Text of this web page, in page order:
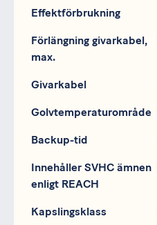
Effektförbrukning
Förlängning givarkabel,
max.
Givarkabel
Golvtemperaturområde
Backup-tid
Innehåller SVHC ämnen
enligt REACH
Kapslingsklass